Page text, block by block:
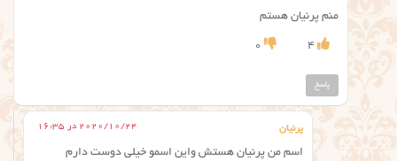
منم پرنیان هستم
4
0
پاسخ
پرنیان 2020/10/24 در 16:35
اسم من پرنیان هستش واین اسمو خیلی دوست دارم